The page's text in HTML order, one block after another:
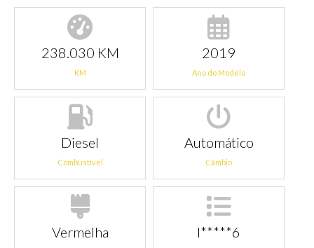
238.030 KM
KM
2019
Ano do Modelo
Diesel
Combustível
Automático
Câmbio
Vermelha I*****6